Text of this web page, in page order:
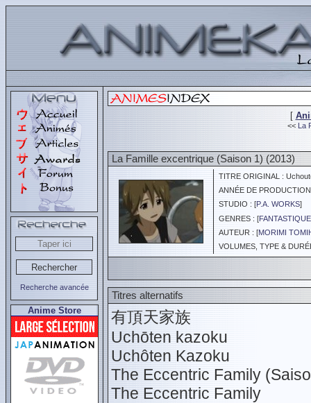
Recherche avancée
Anime Store
[
<< La
La Famille excentrique (Saison 1) (2013)
TITRE ORIGINAL :
ANNÉE DE
STUDIO : [P.A. WORKS]
GENRES : [
AUTEUR : [MORIMI
VOLUMES, TYPE &
Titres alternatifs
有頂天家族
Uchōten kazoku
Uchôten Kazoku
The Eccentric Family
The Eccentric Family